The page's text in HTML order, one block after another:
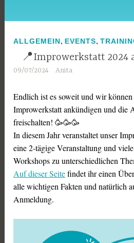
ALLGEMEIN, EVENTS,
📍Improwerkstatt 2024
09/07/2024 Anita
Endlich ist es soweit und wir
Improwerkstatt ankündigen und die
freischalten! 🥳🥳🥳
In diesem Jahr veranstaltet unser
eine 2-tägige Veranstaltung und
Workshops zu unterschiedlichen
Auf dieser Seitefindet ihr einen
alle wichtigen Fakten und natürlich
Anmeldung.